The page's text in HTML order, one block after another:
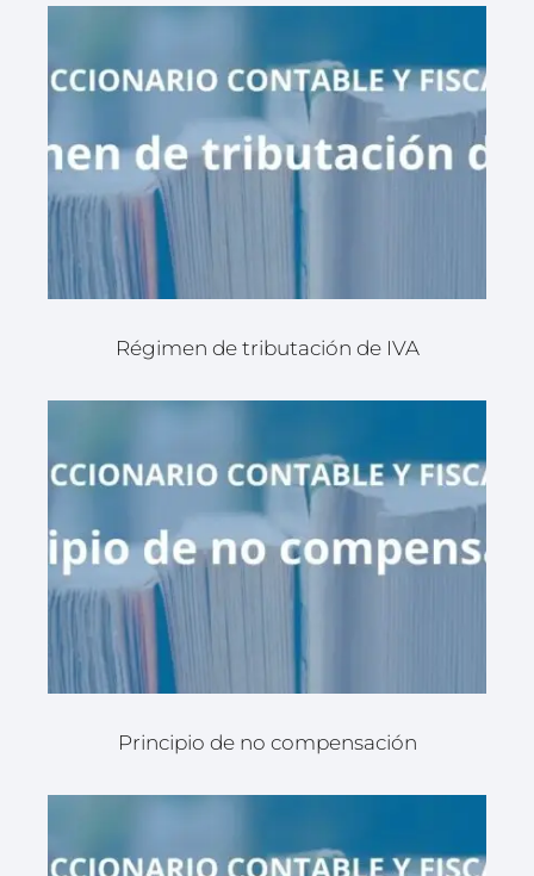
Régimen de tributación de IVA
Principio de no compensación